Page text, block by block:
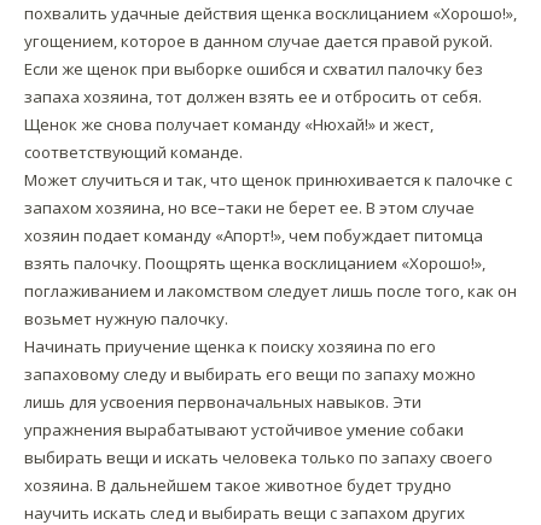
похвалить удачные действия щенка восклицанием «Хорошо!»,
угощением, которое в данном случае дается правой рукой.
Если же щенок при выборке ошибся и схватил палочку без
запаха хозяина, тот должен взять ее и отбросить от себя.
Щенок же снова получает команду «Нюхай!» и жест,
соответствующий команде.
Может случиться и так, что щенок принюхивается к палочке с
запахом хозяина, но все–таки не берет ее. В этом случае
хозяин подает команду «Апорт!», чем побуждает питомца
взять палочку. Поощрять щенка восклицанием «Хорошо!»,
поглаживанием и лакомством следует лишь после того, как он
возьмет нужную палочку.
Начинать приучение щенка к поиску хозяина по его
запаховому следу и выбирать его вещи по запаху можно
лишь для усвоения первоначальных навыков. Эти
упражнения вырабатывают устойчивое умение собаки
выбирать вещи и искать человека только по запаху своего
хозяина. В дальнейшем такое животное будет трудно
научить искать след и выбирать вещи с запахом других